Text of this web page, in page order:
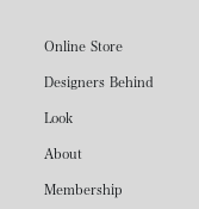
Online Store
Designers Behind
Look
About
Membership